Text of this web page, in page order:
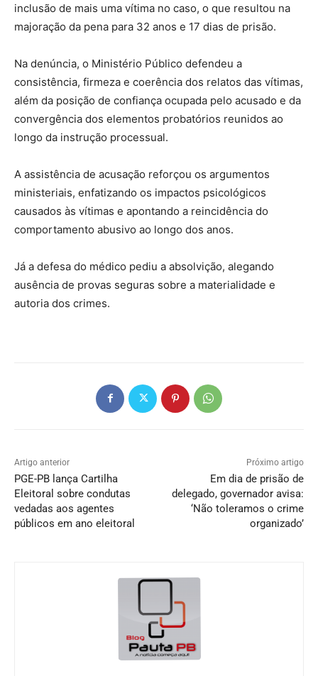
inclusão de mais uma vítima no caso, o que resultou na
majoração da pena para 32 anos e 17 dias de prisão.
Na denúncia, o Ministério Público defendeu a
consistência, firmeza e coerência dos relatos das vítimas,
além da posição de confiança ocupada pelo acusado e da
convergência dos elementos probatórios reunidos ao
longo da instrução processual.
A assistência de acusação reforçou os argumentos
ministeriais, enfatizando os impactos psicológicos
causados às vítimas e apontando a reincidência do
comportamento abusivo ao longo dos anos.
Já a defesa do médico pediu a absolvição, alegando
ausência de provas seguras sobre a materialidade e
autoria dos crimes.
Artigo anterior
PGE-PB lança Cartilha
Eleitoral sobre condutas
vedadas aos agentes
públicos em ano eleitoral
Próximo artigo
Em dia de prisão de
delegado, governador avisa:
‘Não toleramos o crime
organizado’